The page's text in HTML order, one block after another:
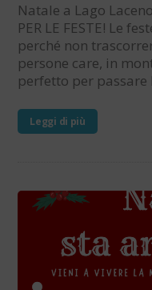
Natale a Lago
PER LE FESTE! Le
perché non
persone care, in
perfetto per
Leggi di più